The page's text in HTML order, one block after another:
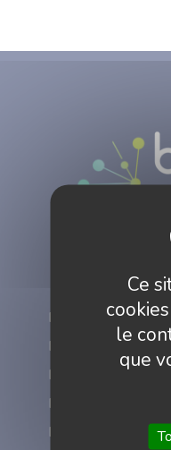
Réussir en réseau
Développer vos
Lancer et innover
Professionnaliser,
Méthanisation et
Ce
le
que